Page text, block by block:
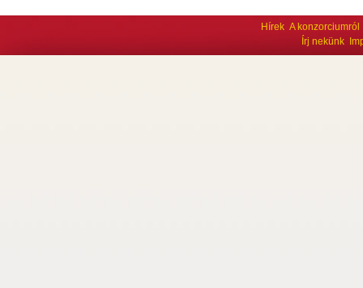
Hírek A konzorciumról
Írj nekünk